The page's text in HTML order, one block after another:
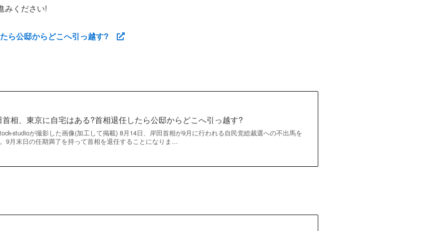
みください!
ら公邸からどこへ引っ越す?
首相、東京に自宅はある?首相退任したら公邸からどこへ引っ越す?
studioが撮影した画像(加工して掲載) 8月14日、岸田首相が9月に行われる自民党総裁選への不出馬を
9月末日の任期満了を持って首相を退任することになりま…